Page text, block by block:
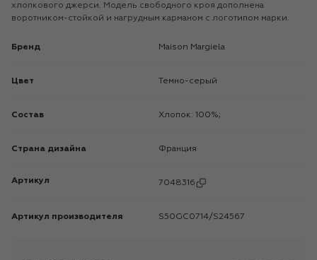
хлопкового джерси. Модель свободного кроя дополнена
воротником-стойкой и нагрудным карманом с логотипом марки.
Бренд Maison Margiela
Цвет Темно-серый
Состав Хлопок: 100%;
Страна дизайна Франция
Артикул 7048316
Артикул производителя S50GC0714/S24567